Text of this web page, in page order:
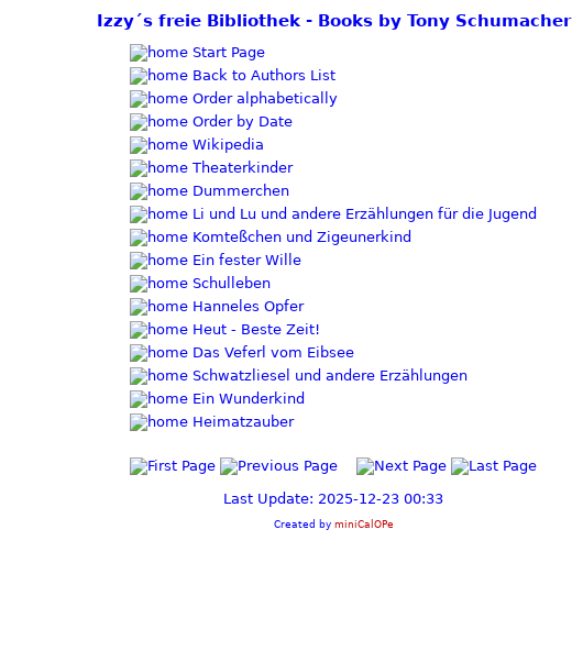
Izzy´s freie Bibliothek - Books by Tony Schumacher
Start Page
Back to Authors List
Order alphabetically
Order by Date
Wikipedia
Theaterkinder
Dummerchen
Li und Lu und andere Erzählungen für die Jugend
Komteßchen und Zigeunerkind
Ein fester Wille
Schulleben
Hanneles Opfer
Heut - Beste Zeit!
Das Veferl vom Eibsee
Schwatzliesel und andere Erzählungen
Ein Wunderkind
Heimatzauber
Last Update: 2025-12-23 00:33
Created by miniCalOPe